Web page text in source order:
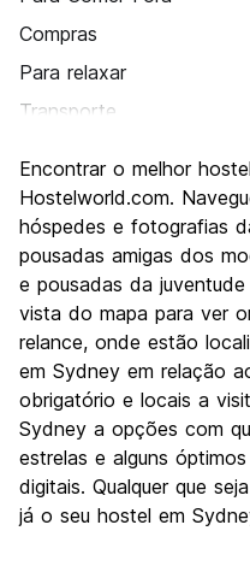
Compras
Para relaxar
Transporte
Cultura
Festas / vida noturna
Custo-beneficio
Encontrar o melhor
Hostelworld.com.
hóspedes e fotografias
pousadas amigas dos
e pousadas da
vista do mapa para ver
relance, onde estão
em Sydney em relação
obrigatório e locais a
Sydney a opções com
estrelas e alguns
digitais. Qualquer que
já o seu hostel em